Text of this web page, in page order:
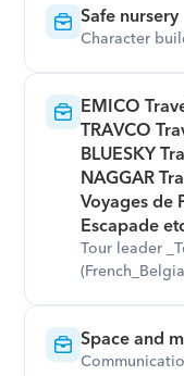
Safe nursery
Character
EMICO
TRAVCO
BLUESKY
NAGGAR
Voyages de
Escapade
Tour leader
Space and